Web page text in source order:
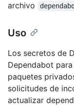
archivo
Uso
Los secretos de
Dependabot
paquetes
solicitudes de
actualizar